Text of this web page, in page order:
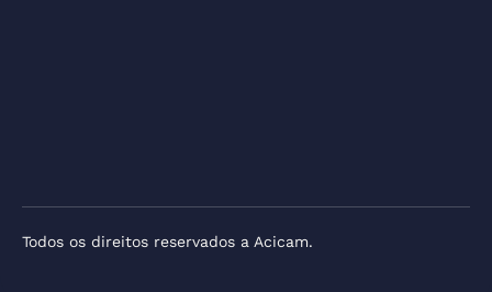
Todos os direitos reservados a Acicam.